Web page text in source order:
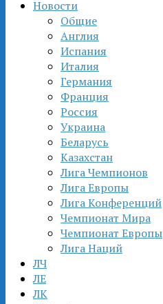
Новости
Общие
Англия
Испания
Италия
Германия
Франция
Россия
Украина
Беларусь
Казахстан
Лига Чемпионов
Лига Европы
Лига Конференций
Чемпионат Мира
Чемпионат Европы
Лига Наций
ЛЧ
ЛЕ
ЛК